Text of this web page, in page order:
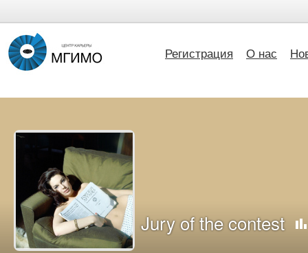
Регистрация О нас
Jury of the contest